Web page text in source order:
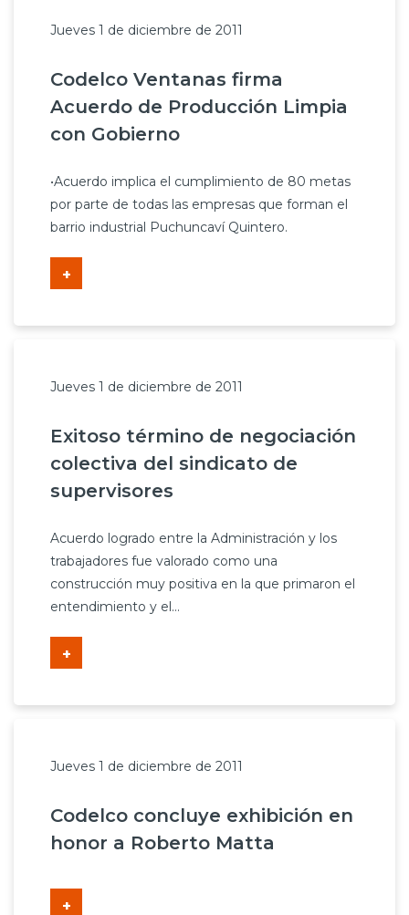
Jueves 1 de diciembre de 2011
Codelco Ventanas firma
Acuerdo de Producción Limpia
con Gobierno
•Acuerdo implica el cumplimiento de 80 metas
por parte de todas las empresas que forman el
barrio industrial Puchuncaví Quintero.
+
Jueves 1 de diciembre de 2011
Exitoso término de negociación
colectiva del sindicato de
supervisores
Acuerdo logrado entre la Administración y los
trabajadores fue valorado como una
construcción muy positiva en la que primaron el
entendimiento y el...
+
Jueves 1 de diciembre de 2011
Codelco concluye exhibición en
honor a Roberto Matta
+